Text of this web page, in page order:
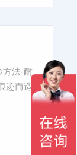
方法-耐
迹而造